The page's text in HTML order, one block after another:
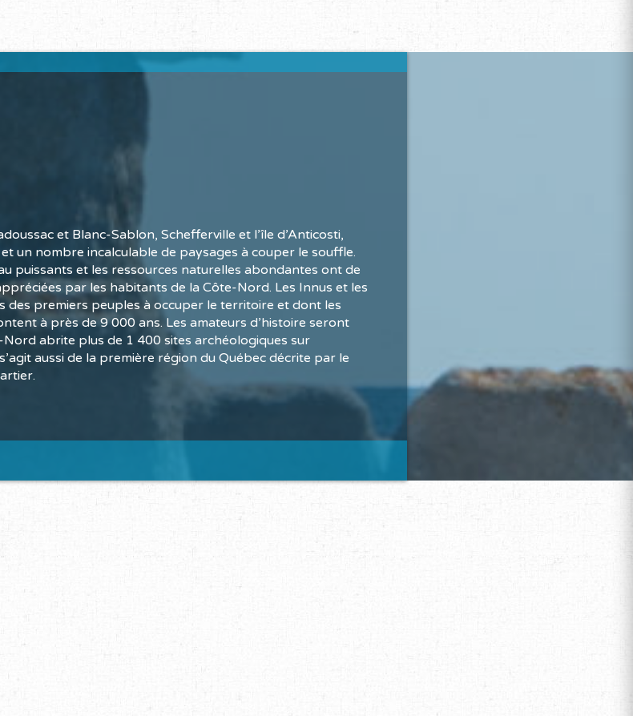
et Blanc-Sablon, Schefferville et l’île d’Anticosti,
un nombre incalculable de paysages à couper le souffle.
puissants et les ressources naturelles abondantes ont de
par les habitants de la Côte-Nord. Les Innus et les
des premiers peuples à occuper le territoire et dont les
à près de 9 000 ans. Les amateurs d’histoire seront
abrite plus de 1 400 sites archéologiques sur
aussi de la première région du Québec décrite par le